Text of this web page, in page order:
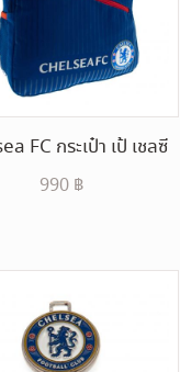
FC กระเป๋า เป้ เชลซี
990 ฿